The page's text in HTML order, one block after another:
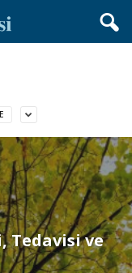
Tedavisi ve